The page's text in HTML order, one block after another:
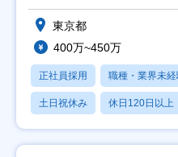
東京都
400万~450万
正社員採用 職種・業界未
土日祝休み 休日120日以上